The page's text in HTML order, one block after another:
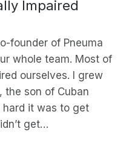
Impaired
founder of Pneuma
whole team. Most of
ourselves. I grew
the son of Cuban
hard it was to get
get…